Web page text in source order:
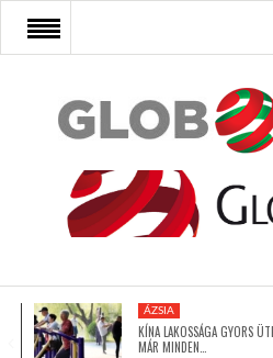
FŐOLDAL
AFRIKA
ÁZSIA
ÁZSIA
KÍNA LAKOSSÁGA GYORS
MÁR MINDEN…